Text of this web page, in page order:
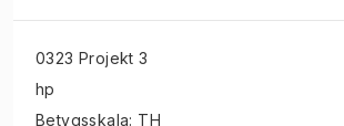
0323 Projekt 3
hp
Betygsskala: TH